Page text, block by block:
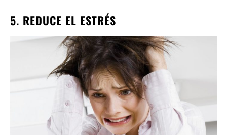
5. REDUCE EL ESTRÉS